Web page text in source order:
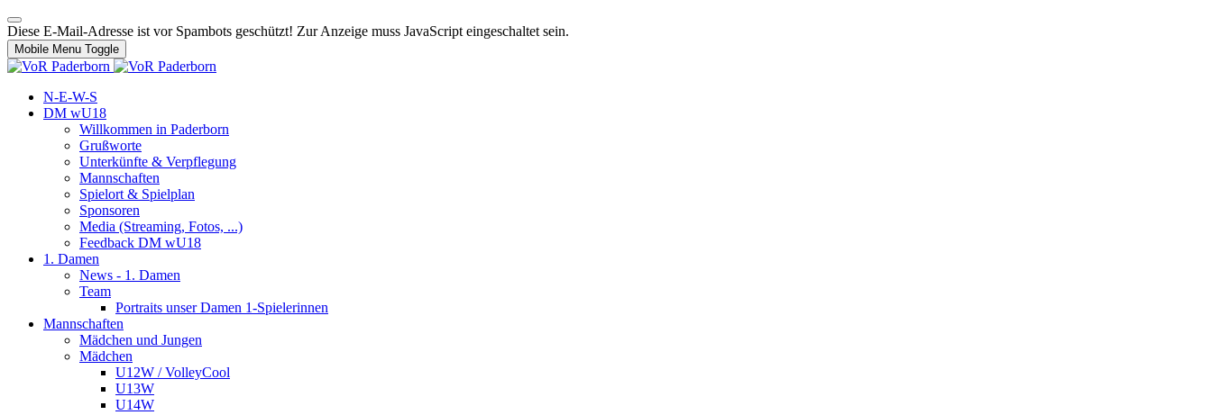
Diese E-Mail-Adresse ist vor Spambots geschützt! Zur Anzeige muss JavaScript eingeschaltet sein.
Mobile Menu Toggle
N-E-W-S
DM wU18
Willkommen in Paderborn
Grußworte
Unterkünfte & Verpflegung
Mannschaften
Spielort & Spielplan
Sponsoren
Media (Streaming, Fotos, ...)
Feedback DM wU18
1. Damen
News - 1. Damen
Team
Portraits unser Damen 1-Spielerinnen
Mannschaften
Mädchen und Jungen
Mädchen
U12W / VolleyCool
U13W
U14W